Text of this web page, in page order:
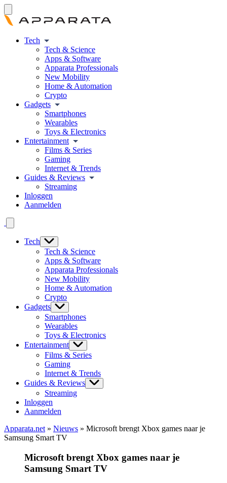
Tech
Tech & Science
Apps & Software
Apparata Professionals
New Mobility
Home & Automation
Crypto
Gadgets
Smartphones
Wearables
Toys & Electronics
Entertainment
Films & Series
Gaming
Internet & Trends
Guides & Reviews
Streaming
Inloggen
Aanmelden
Tech
Tech & Science
Apps & Software
Apparata Professionals
New Mobility
Home & Automation
Crypto
Gadgets
Smartphones
Wearables
Toys & Electronics
Entertainment
Films & Series
Gaming
Internet & Trends
Guides & Reviews
Streaming
Inloggen
Aanmelden
Apparata.net » Nieuws » Microsoft brengt Xbox games naar je
Samsung Smart TV
Microsoft brengt Xbox games naar je
Samsung Smart TV